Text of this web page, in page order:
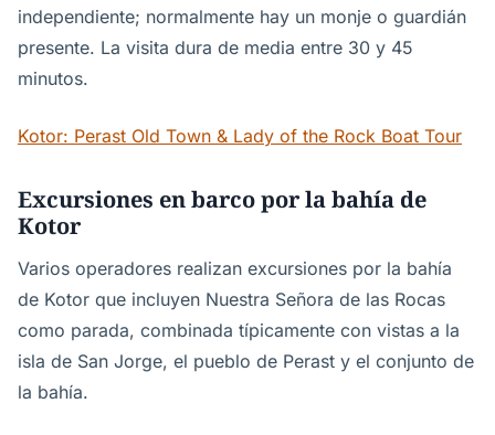
independiente; normalmente hay un monje o guardián
presente. La visita dura de media entre 30 y 45
minutos.
Kotor: Perast Old Town & Lady of the Rock Boat Tour
Excursiones en barco por la bahía de
Kotor
Varios operadores realizan excursiones por la bahía
de Kotor que incluyen Nuestra Señora de las Rocas
como parada, combinada típicamente con vistas a la
isla de San Jorge, el pueblo de Perast y el conjunto de
la bahía.